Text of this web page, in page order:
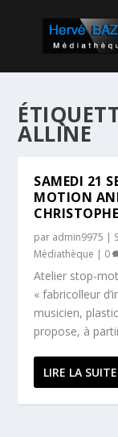
ALLINE
SAMEDI 21
MOTION
par admin9975 |
Médiathèque | 0
Atelier stop-
« fabricolleur
musicien,
propose, à
LIRE LA SUITE